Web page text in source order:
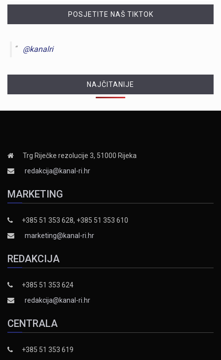
POSJETITE NAŠ TIKTOK
@kanalri
NAJČITANIJE
Trg Riječke rezolucije 3, 51000 Rijeka
redakcija@kanal-ri.hr
MARKETING
+385 51 353 628, +385 51 353 610
marketing@kanal-ri.hr
REDAKCIJA
+385 51 353 624
redakcija@kanal-ri.hr
CENTRALA
+385 51 353 619